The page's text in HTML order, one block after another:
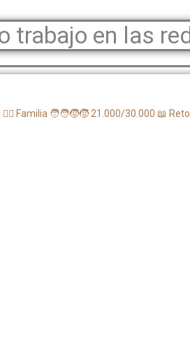
trabajo en las
🏴‍☠️ Familia 🧑‍🧑‍🧒‍🧒 21.000/30.000 📖